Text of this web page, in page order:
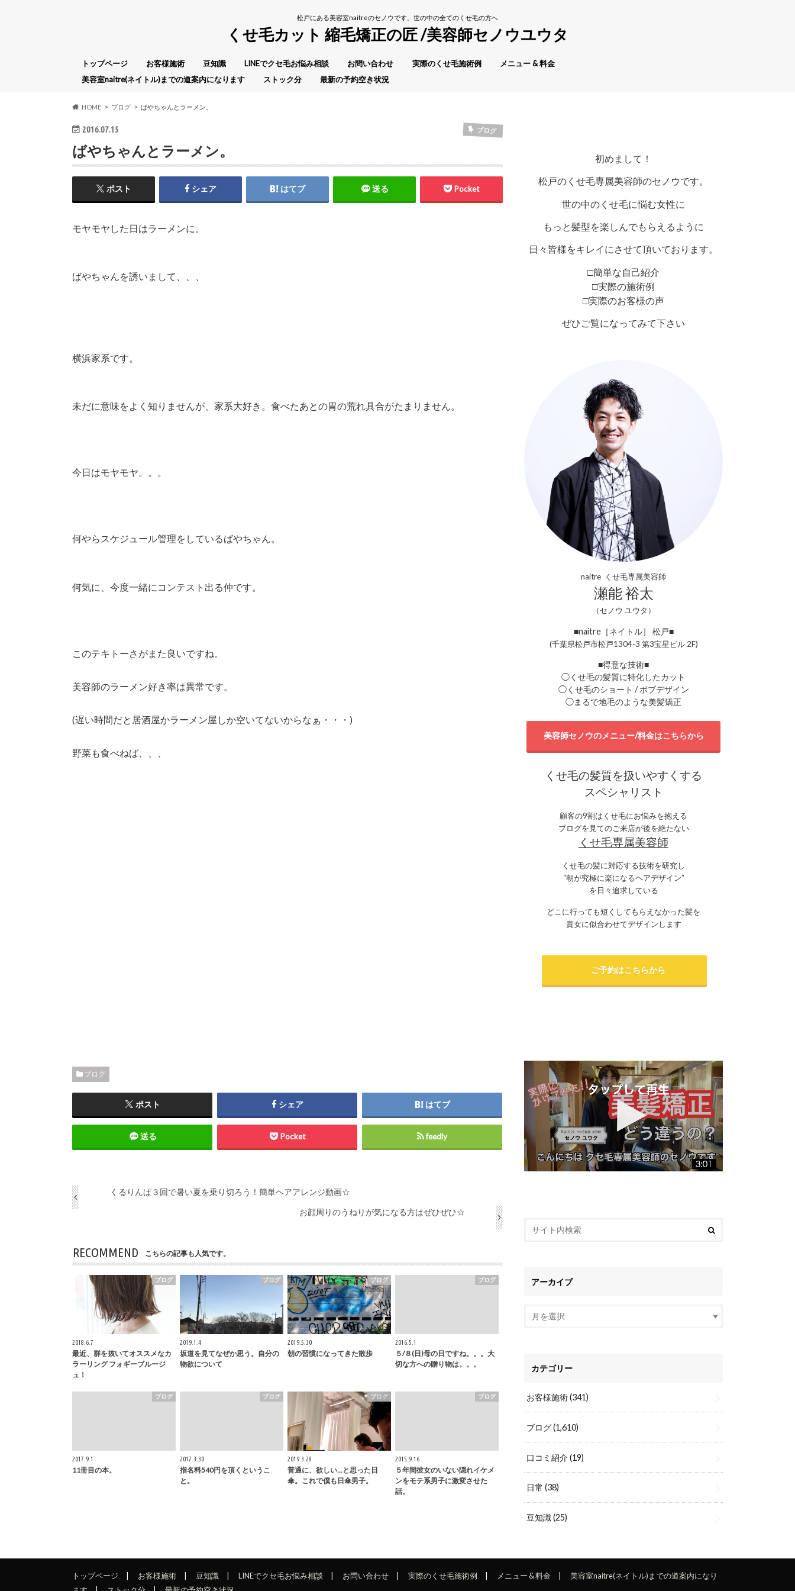
松戸にある美容室naitreのセノウです。世の中の全てのくせ毛の方へ
くせ毛カット 縮毛矯正の匠 /美容師セノウユウタ
トップページ お客様施術 豆知識 LINEでクセ毛お悩み相談 お問い合わせ 実際のくせ毛施術例
メニュー & 料金
美容室naitre(ネイトル)までの道案内になります
ストック分 最新の予約空き状況
HOME ブログ ばやちゃんとラーメン。
2016.07.15 ブログ
ばやちゃんとラーメン。
ポスト シェア はてブ 送る Pocket
モヤモヤした日はラーメンに。
ばやちゃんを誘いまして、、、
横浜家系です。
未だに意味をよく知りませんが、家系大好き。食べたあとの胃の荒れ具合がたまりません。
今日はモヤモヤ。。。
何やらスケジュール管理をしているばやちゃん。
何気に、今度一緒にコンテスト出る仲です。
このテキトーさがまた良いですね。
美容師のラーメン好き率は異常です。
(遅い時間だと居酒屋かラーメン屋しか空いてないからなぁ・・・)
野菜も食べねば、、、
ブログ
ポスト シェア はてブ
送る Pocket feedly
くるりんぱ３回で暑い夏を乗り切ろう！簡単ヘアアレンジ動画☆
お顔周りのうねりが気になる方はぜひぜひ☆
RECOMMEND こちらの記事も人気です。
ブログ
2018.6.7
最近、群を抜いてオススメなカ
ラーリング フォギーブルージ
ュ！
ブログ
2019.1.4
坂道を見てなぜか思う。自分の
物欲について
ブログ
2019.5.30
朝の習慣になってきた散歩
ブログ
2016.5.1
５/８(日)母の日ですね。。。大
切な方への贈り物は。。。
ブログ
2017.9.1
11冊目の本。
ブログ
2017.3.30
指名料540円を頂くというこ
と。
ブログ
2019.3.28
普通に、欲しい...と思った日
傘。これで僕も日傘男子。
ブログ
2015.9.16
５年間彼女のいない隠れイケメ
ンをモテ系男子に激変させた
話。
初めまして！
松戸のくせ毛専属美容師のセノウです。
世の中のくせ毛に悩む女性に
もっと髪型を楽しんでもらえるように
日々皆様をキレイにさせて頂いております。
□簡単な自己紹介
□実際の施術例
□実際のお客様の声
ぜひご覧になってみて下さい
naitre くせ毛専属美容師
瀬能 裕太
（セノウ ユウタ）
■naitre［ネイトル］ 松戸■
(千葉県松戸市松戸1304-3 第3宝星ビル 2F)
■得意な技術■
◯くせ毛の髪質に特化したカット
◯くせ毛のショート / ボブデザイン
◯まるで地毛のような美髪矯正
美容師セノウのメニュー/料金はこちらから
くせ毛の髪質を扱いやすくする
スペシャリスト
顧客の9割はくせ毛にお悩みを抱える
ブログを見てのご来店が後を絶たない
くせ毛専属美容師
くせ毛の髪に対応する技術を研究し
“朝が究極に楽になるヘアデザイン”
を日々追求している
どこに行っても短くしてもらえなかった髪を
貴女に似合わせてデザインします
ご予約はこちらから
アーカイブ
カテゴリー
お客様施術(341)
ブログ(1,610)
口コミ紹介(19)
日常(38)
豆知識(25)
トップページ お客様施術 豆知識 LINEでクセ毛お悩み相談 お問い合わせ 実際のくせ毛施術例 メニュー & 料金
美容室naitre(ネイトル)までの道案内になり